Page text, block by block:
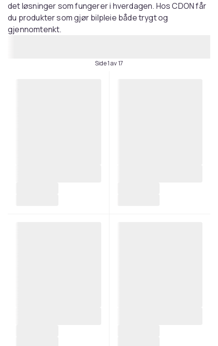
det løsninger som fungerer i hverdagen. Hos CDON får
du produkter som gjør bilpleie både trygt og
gjennomtenkt.
Side 1 av 17